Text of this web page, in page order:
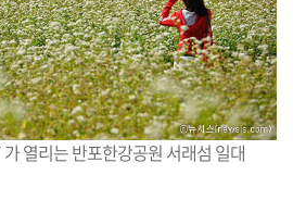
열리는 반포한강공원 서래섬 일대